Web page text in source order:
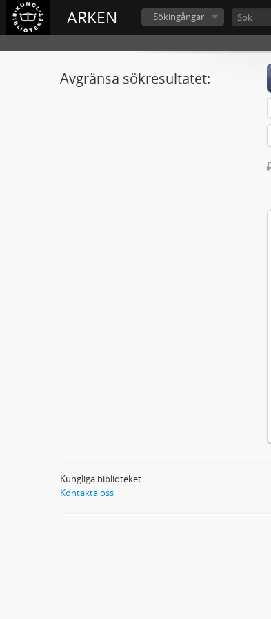
ARKEN Sökingångar
Avgränsa sökresultatet:
Kungliga biblioteket
Kontakta oss